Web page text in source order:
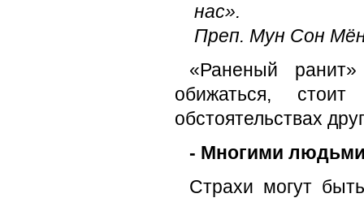
нас».
Преп. Мун Сон
«Раненый
обижаться,
обстоятельствах
- Многими людьми
Страхи могут